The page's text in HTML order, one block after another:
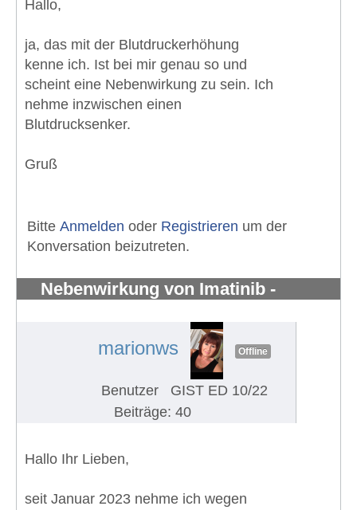
Hallo,
ja, das mit der Blutdruckerhöhung
kenne ich. Ist bei mir genau so und
scheint eine Nebenwirkung zu sein. Ich
nehme inzwischen einen
Blutdrucksenker.
Gruß
Bitte Anmelden oder Registrieren um der
Konversation beizutreten.
Nebenwirkung von Imatinib -
marionws Offline
Benutzer
GIST ED 10/22
Beiträge: 40
Hallo Ihr Lieben,
seit Januar 2023 nehme ich wegen